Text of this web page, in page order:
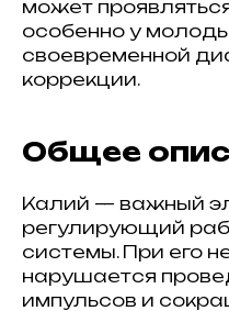
может
особенно у
своевременной
коррекции.
Общее
Калий — важный
регулирующий
системы. При его
нарушается
импульсов и